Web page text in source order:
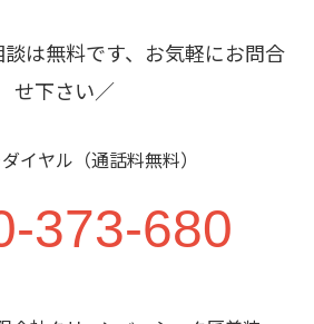
は無料です、お気軽にお問合
せ下さい／
イヤル（通話料無料）
373-680